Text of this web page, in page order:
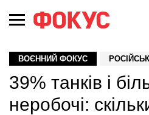
ВОЄННИЙ ФОКУС
39% танків і
неробочі: